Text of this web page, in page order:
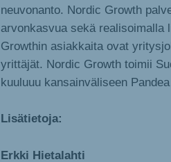
neuvonanto. Nordic Growth
arvonkasvua sekä realisoimalla
Growthin asiakkaita ovat
yrittäjät. Nordic Growth toimii
kuuluuu kansainväliseen
Lisätietoja:
Erkki Hietalahti